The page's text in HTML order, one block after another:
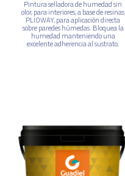
Pintura selladora de humedad sin
olor, para interiores, a base de resinas
PLIOWAY, para aplicación directa
sobre paredes húmedas. Bloquea la
humedad manteniendo una
excelente adherencia al sustrato.